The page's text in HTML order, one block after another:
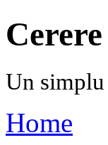
Un simplu
Home